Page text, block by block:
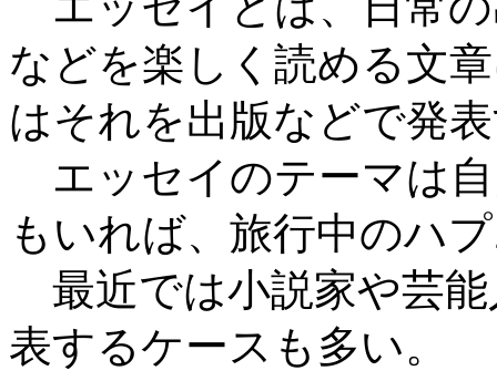
などを楽しく読める文
はそれを出版などで発
エッセイのテーマは
もいれば、旅行中のハ
最近では小説家や芸能
表するケースも多い。